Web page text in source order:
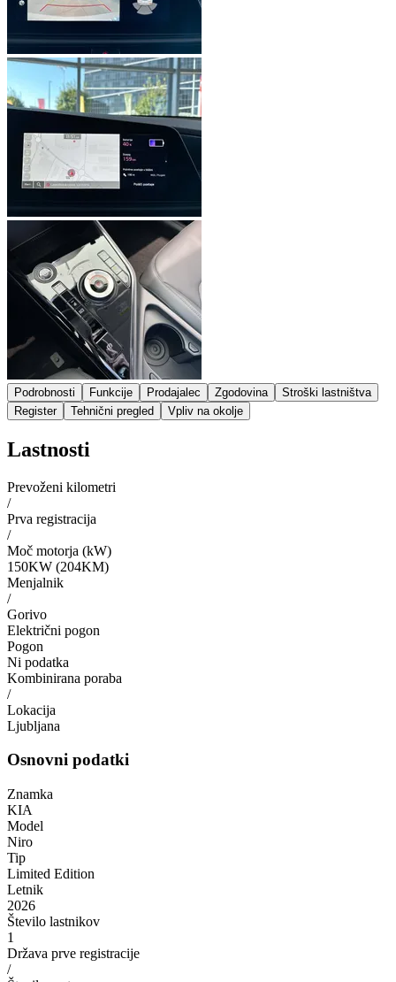
Podrobnosti Funkcije Prodajalec Zgodovina
Stroški lastništva
Register
Tehnični pregled Vpliv na okolje
Lastnosti
Prevoženi kilometri
/
Prva registracija
/
Moč motorja (kW)
150KW (204KM)
Menjalnik
/
Gorivo
Električni pogon
Pogon
Ni podatka
Kombinirana poraba
/
Lokacija
Ljubljana
Osnovni podatki
Znamka
KIA
Model
Niro
Tip
Limited Edition
Letnik
2026
Število lastnikov
1
Država prve registracije
/